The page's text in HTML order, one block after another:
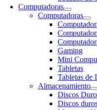
Computadoras
Computadoras
Gaming
Mini
Tabletas
Tabletas de
Almacenamiento
Discos
Discos